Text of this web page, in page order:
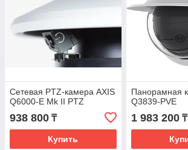
Сетевая PTZ-камера AXIS
Q6000-E Mk II PTZ
938 800 ₸
Купить
Панорамная
Q3839-PVE
1 983 200₸